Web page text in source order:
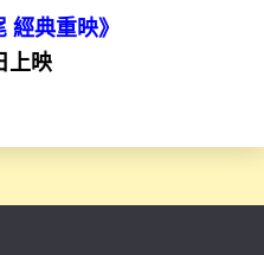
經典重映》
上映